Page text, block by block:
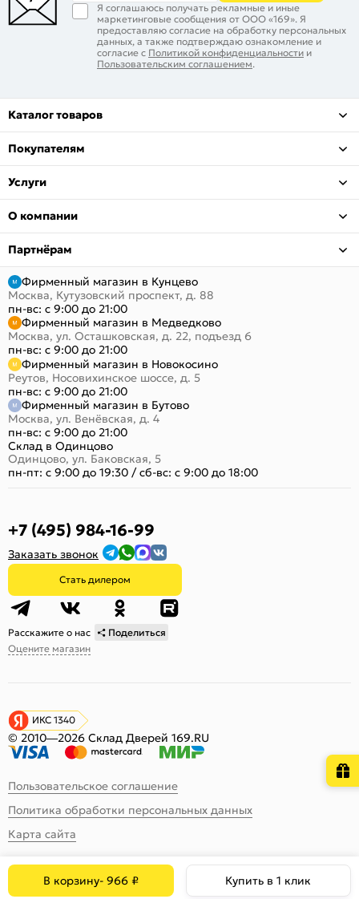
В корзину- 966₽ Купить в 1 клик
Я соглашаюсь получать рекламные и иные
маркетинговые сообщения от ООО «169». Я
предоставляю согласие на обработку персональных
данных, а также подтверждаю ознакомление и
согласие с Политикой конфиденциальности и
Пользовательским соглашением.
Каталог товаров
Покупателям
Услуги
О компании
Партнёрам
Фирменный магазин в Кунцево
Москва, Кутузовский проспект, д. 88
пн-вс: с 9:00 до 21:00
Фирменный магазин в Медведково
Москва, ул. Осташковская, д. 22, подъезд 6
пн-вс: с 9:00 до 21:00
Фирменный магазин в Новокосино
Реутов, Носовихинское шоссе, д. 5
пн-вс: с 9:00 до 21:00
Фирменный магазин в Бутово
Москва, ул. Венёвская, д. 4
пн-вс: с 9:00 до 21:00
Склад в Одинцово
Одинцово, ул. Баковская, 5
пн-пт: с 9:00 до 19:30 /сб-вс: с 9:00 до 18:00
+7 (495) 984-16-99
Заказать звонок
Стать дилером
Расскажите о нас
Поделиться
Оцените магазин
ИКС 1340
© 2010—2026 Склад Дверей 169.RU
Пользовательское соглашение
Политика обработки персональных данных
Карта сайта